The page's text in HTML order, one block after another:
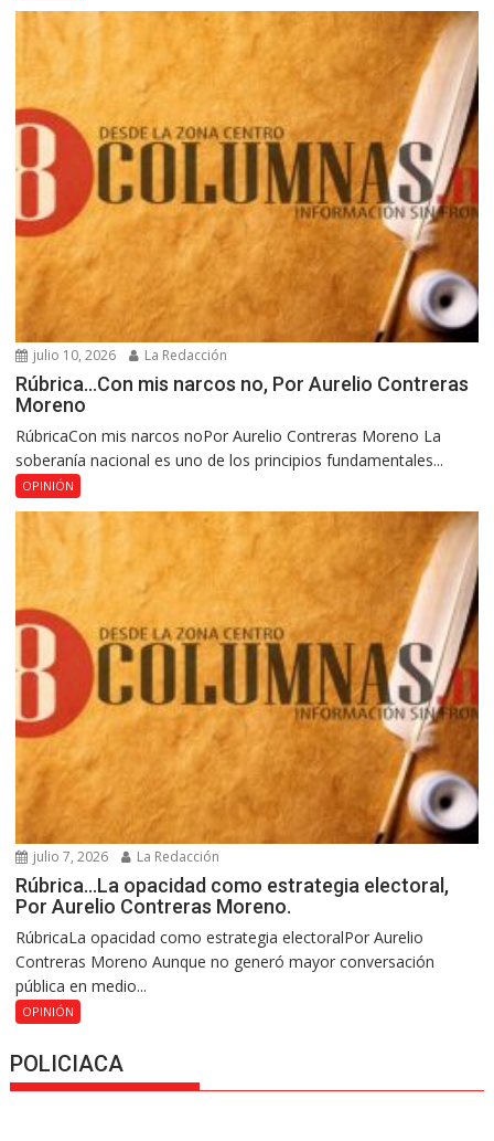
julio 10, 2026 La Redacción
Rúbrica…Con mis narcos no, Por Aurelio Contreras
Moreno
RúbricaCon mis narcos noPor Aurelio Contreras Moreno La
soberanía nacional es uno de los principios fundamentales...
OPINIÓN
julio 7, 2026 La Redacción
Rúbrica…La opacidad como estrategia electoral,
Por Aurelio Contreras Moreno.
RúbricaLa opacidad como estrategia electoralPor Aurelio
Contreras Moreno Aunque no generó mayor conversación
pública en medio...
OPINIÓN
POLICIACA